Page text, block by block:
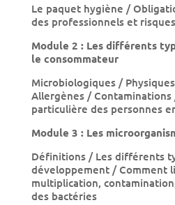
Le paquet hygiène /
des professionnels et
Module 2 : Les différents
le consommateur
Microbiologiques /
Allergènes / Contaminations
particulière des personnes
Module 3 : Les
Définitions / Les différents
développement / Comment
multiplication,
des bactéries